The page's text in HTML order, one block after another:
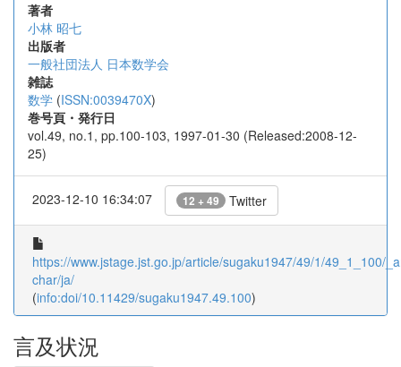
著者
小林 昭七
出版者
一般社団法人 日本数学会
雑誌
数学 (ISSN:0039470X)
巻号頁・発行日
vol.49, no.1, pp.100-103, 1997-01-30 (Released:2008-12-
25)
2023-12-10 16:34:07 12 + 49 Twitter
https://www.jstage.jst.go.jp/article/sugaku1947/49/1/49_1_100/
char/ja/
(info:doi/10.11429/sugaku1947.49.100)
言及状況